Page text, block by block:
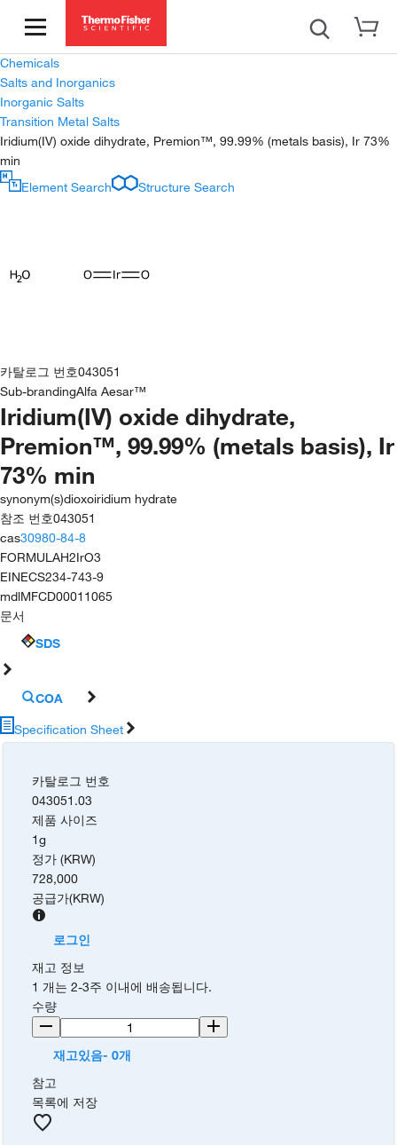
Chemicals
Salts and Inorganics
Inorganic Salts
Transition Metal Salts
Iridium(IV) oxide dihydrate, Premion™, 99.99% (metals basis), Ir 73%
min
Element Search
Structure Search
카탈로그 번호043051
Sub-brandingAlfa Aesar™
Iridium(IV) oxide dihydrate,
Premion™, 99.99% (metals basis), Ir
73% min
synonym(s)dioxoiridium hydrate
참조 번호043051
cas30980-84-8
FORMULAH2IrO3
EINECS234-743-9
mdlMFCD00011065
문서
SDS
COA
Specification Sheet
카탈로그 번호
043051.03
제품 사이즈
1g
정가 (KRW)
728,000
공급가(KRW)
로그인
재고 정보
1 개는 2-3주 이내에 배송됩니다.
수량
재고있음- 0개
참고
목록에 저장